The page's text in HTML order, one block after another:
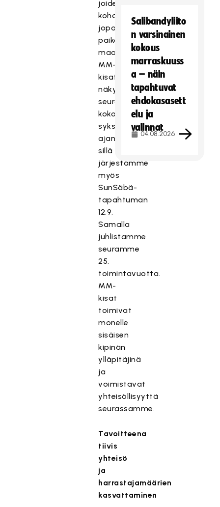
joidenkin
kohdalla
jopa
paikasta
maajoukkueessa.
MM-
kisat
näkyvät
seurassamme
koko
syksyn
ajan,
sillä
järjestämme
myös
SunSäbä-
tapahtuman
12.9.
Samalla
juhlistamme
seuramme
25.
toimintavuotta.
MM-
kisat
toimivat
monelle
sisäisen
kipinän
ylläpitäjinä
ja
voimistavat
yhteisöllisyyttä
seurassamme.
Tavoitteena
tiivis
yhteisö
ja
harrastajamäärien
kasvattaminen
Salibandyliito
n varsinainen
kokous
marraskuuss
a – näin
tapahtuvat
ehdokasasett
elu ja
valinnat
04.08.2026